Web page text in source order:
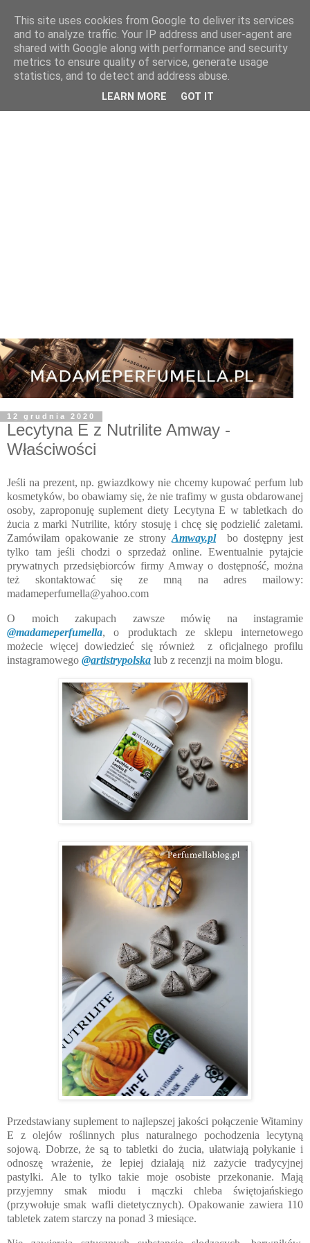
12 grudnia 2020
Lecytyna E z Nutrilite Amway -
Właściwości
Jeśli na prezent, np. gwiazdkowy nie chcemy kupować perfum lub
kosmetyków, bo obawiamy się, że nie trafimy w gusta obdarowanej
osoby, zaproponuję suplement diety Lecytyna E w tabletkach do
żucia z marki Nutrilite, który stosuję i chcę się podzielić zaletami.
Zamówiłam opakowanie ze strony Amway.plbo dostępny jest
tylko tam jeśli chodzi o sprzedaż online. Ewentualnie pytajcie
prywatnych przedsiębiorców firmy Amway o dostępność, można
też skontaktować się ze mną na adres mailowy:
madameperfumella@yahoo.com
O moich zakupach zawsze mówię na instagramie
@madameperfumella, o produktach ze sklepu internetowego
możecie więcej dowiedzieć się również z oficjalnego profilu
instagramowego @artistrypolska lub z recenzji na moim blogu.
Przedstawiany suplement to najlepszej jakości połączenie Witaminy
E z olejów roślinnych plus naturalnego pochodzenia lecytyną
sojową. Dobrze, że są to tabletki do żucia, ułatwiają połykanie i
odnoszę wrażenie, że lepiej działają niż zażycie tradycyjnej
pastylki. Ale to tylko takie moje osobiste przekonanie. Mają
przyjemny smak miodu i mączki chleba świętojańskiego
(przywołuje smak wafli dietetycznych). Opakowanie zawiera 110
tabletek zatem starczy na ponad 3 miesiące.
This site uses cookies from Google to deliver its services
and to analyze traffic. Your IP address and user-agent are
shared with Google along with performance and security
metrics to ensure quality of service, generate usage
statistics, and to detect and address abuse.
LEARN MORE GOT IT